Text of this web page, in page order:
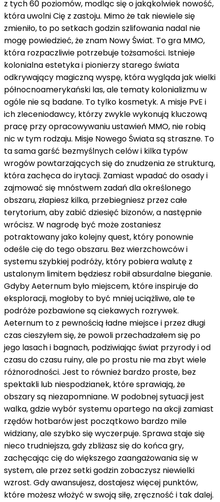
z tych 60 poziomów, modląc się o jakąkolwiek nowość,
która uwolni Cię z zastoju. Mimo że tak niewiele się
zmieniło, to po setkach godzin szlifowania nadal nie
mogę powiedzieć, że znam Nowy Świat. To gra MMO,
która rozpaczliwie potrzebuje tożsamości. Istnieje
kolonialna estetyka i pionierzy starego świata
odkrywający magiczną wyspę, która wygląda jak wielki
północnoamerykański las, ale tematy kolonializmu w
ogóle nie są badane. To tylko kosmetyk. A misje PvE i
ich zleceniodawcy, którzy zwykle wykonują kluczową
pracę przy opracowywaniu ustawień MMO, nie robią
nic w tym rodzaju. Misje Nowego Świata są straszne. To
ta sama garść bezmyślnych celów i kilka typów
wrogów powtarzających się do znudzenia ze strukturą,
która zachęca do irytacji. Zamiast wpadać do osady i
zajmować się mnóstwem zadań dla określonego
obszaru, złapiesz kilka, przebiegniesz przez całe
terytorium, aby zabić dziesięć bizonów, a następnie
wrócisz. W nagrodę być może zostaniesz
potraktowany jako kolejny quest, który ponownie
odeśle cię do tego obszaru. Bez wierzchowców i
systemu szybkiej podróży, który pobiera walutę z
ustalonym limitem będziesz robił absurdalne bieganie.
Gdyby Aeternum było miejscem, które inspiruje do
eksploracji, mogłoby to być mniej uciążliwe, ale te
podróże pozbawione są ciekawych rozrywek.
Aeternum to z pewnością ładne miejsce i przez długi
czas cieszyłem się, że powoli przechadzałem się po
jego lasach i bagnach, podziwiając świat przyrody i od
czasu do czasu ruiny, ale po prostu nie ma zbyt wiele
różnorodności. Jest to również bardzo proste, bez
spektakli lub niespodzianek, które sprawiają, że
obszary są niezapomniane. W podobnej sytuacji jest
walka, gdzie wybór systemu opartego na akcji zamiast
rzędów hotbarów jest początkowo bardzo mile
widziany, ale szybko się wyczerpuje. Sprawa staje się
nieco trudniejsza, gdy zbliżasz się do końca gry,
zachęcając cię do większego zaangażowania się w
system, ale przez setki godzin zobaczysz niewielki
wzrost. Gdy awansujesz, dostajesz więcej punktów,
które możesz włożyć w swoją siłę, zręczność i tak dalej.